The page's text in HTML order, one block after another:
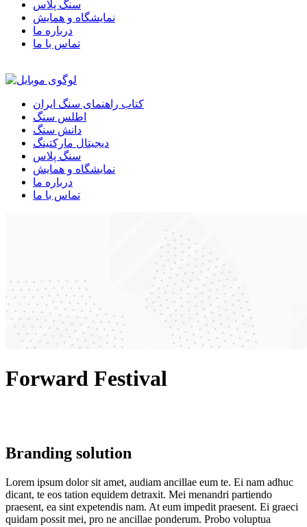
سنگ پلاس
نمایشگاه و همایش
درباره ما
تماس با ما
کتاب راهنمای سنگ ایران
اطلس سنگ
دانش سنگ
دیجیتال مارکتینگ
سنگ پلاس
نمایشگاه و همایش
درباره ما
تماس با ما
Forward Festival
Branding solution
Lorem ipsum dolor sit amet, audiam ancillae eum te. Ei nam adhuc
dicant, te eos tation equidem detraxit. Mei menandri partiendo
praesent, ea sint expetendis nam. At eum impedit praesent. Ei graeci
quidam possit mei, pro ne ancillae ponderum. Probo voluptua